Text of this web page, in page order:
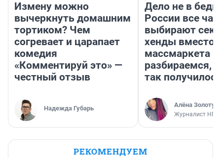
Измену можно
вычеркнуть домашним
тортиком? Чем
согревает и царапает
комедия
«Комментируй это» —
честный отзыв
Надежда Губарь
Дело не в
России все
выбирают
хенды вместо
массмаркета —
разбираемся,
так
Алёна
Журналист НГС
РЕКОМЕНДУЕМ